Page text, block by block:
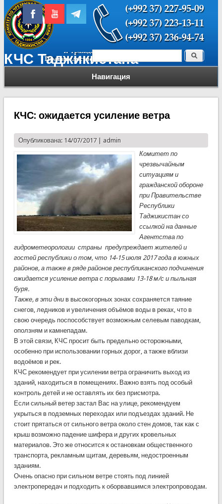
КЧС Таджикистана
Навигация
Форма поиска Поиск
КЧС: ожидается усиление ветра
Опубликована: 14/07/2017 | admin
Комитет по
чрезвычайным
ситуациям и
гражданской обороне
при Правительстве
Республики
Таджикистан со
ссылкой на данные
Агентства по
гидрометеорологии страны предупреждает жителей и
гостей республики о том, что 14-15 июля 2017 года в южных
районов, а также в ряде районов республиканского подчинения
ожидается усиление ветра с порывами 13-18 м/с и пыльная
буря.
Также, в эти дни в высокогорных зонах сохраняется таяние
снегов, ледников и увеличения объёмов воды в реках, что в
свою очередь поспособствует возможным селевым паводкам,
оползням и камнепадам.
В этой связи, КЧС просит быть предельно осторожными,
особенно при использовании горных дорог, а также вблизи
водоёмов и рек.
КЧС рекомендует при усилении ветра ограничить выход из
зданий, находиться в помещениях. Важно взять под особый
контроль детей и не оставлять их без присмотра.
Если сильный ветер застал Вас на улице, рекомендуем
укрыться в подземных переходах или подъездах зданий. Не
стоит прятаться от сильного ветра около стен домов, так как с
крыш возможно падение шифера и других кровельных
материалов. Это же относится к остановкам общественного
транспорта, рекламным щитам, деревьям, недостроенным
зданиям.
Очень опасно при сильном ветре стоять под линией
электропередач и подходить к оборвавшимся электропроводам.